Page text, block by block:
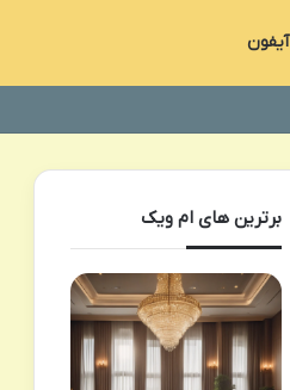
آیفون
برترین های ام ویک